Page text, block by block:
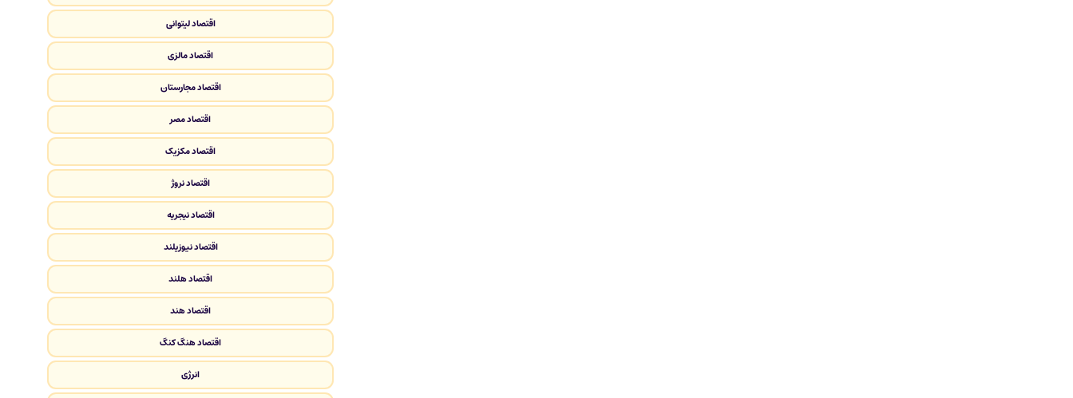
اقتصاد لیتوانی
اقتصاد مالزی
اقتصاد مجارستان
اقتصاد مصر
اقتصاد مکزیک
اقتصاد نروژ
اقتصاد نیجریه
اقتصاد نیوزیلند
اقتصاد هلند
اقتصاد هند
اقتصاد هنگ کنگ
انرژی